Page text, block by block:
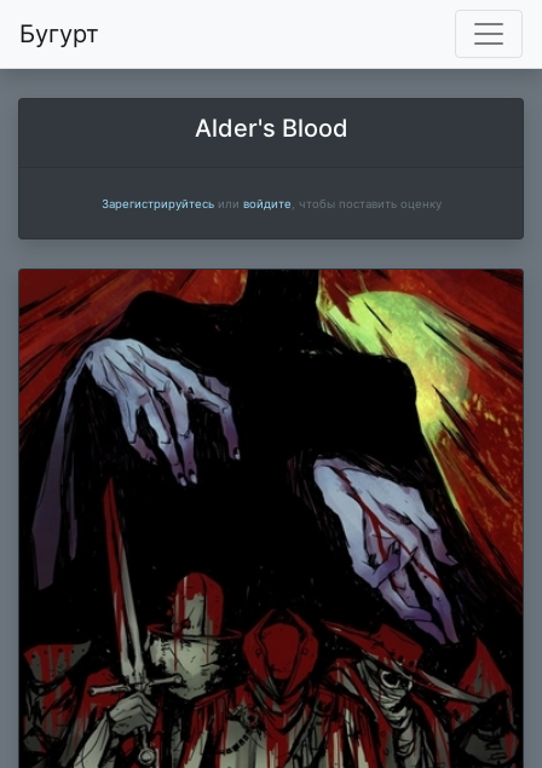
Бугурт
Alder's Blood
Зарегистрируйтесьили войдите , чтобы поставить оценку